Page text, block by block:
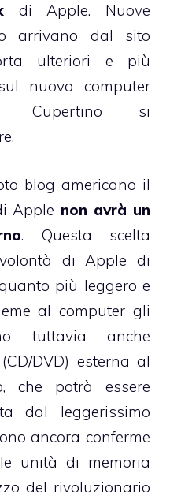
di Apple. Nuove
arrivano dal sito
ulteriori e più
nuovo computer
Cupertino si
blog americano il
Apple non avrà un
. Questa scelta
di Apple di
più leggero e
al computer gli
tuttavia anche
DVD) esterna al
che potrà essere
dal leggerissimo
ancora conferme
unità di memoria
del rivoluzionario